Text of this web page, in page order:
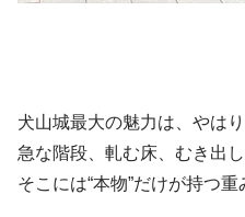
犬山城最大の魅力は、やは
急な階段、軋む床、むき出し
そこには“本物”だけが持つ重